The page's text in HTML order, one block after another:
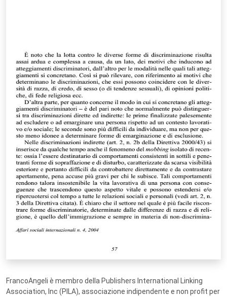
FrancoAngeli è membro della Publishers International Linking
Association, Inc (PILA), associazione indipendente e non profit per